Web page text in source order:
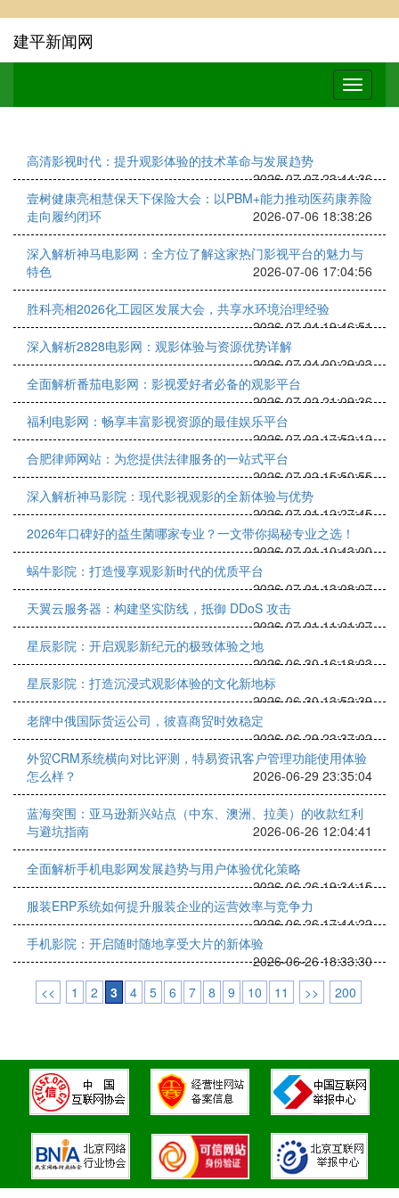
建平新闻网
高清影视时代：提升观影体验的技术革命与发展趋势
2026-07-07 23:44:36
壹树健康亮相慧保天下保险大会：以PBM+能力推动医药康养险
走向履约闭环
2026-07-06 18:38:26
深入解析神马电影网：全方位了解这家热门影视平台的魅力与
特色
2026-07-06 17:04:56
胜科亮相2026化工园区发展大会，共享水环境治理经验
2026-07-04 19:46:51
深入解析2828电影网：观影体验与资源优势详解
2026-07-04 00:29:03
全面解析番茄电影网：影视爱好者必备的观影平台
2026-07-02 21:09:36
福利电影网：畅享丰富影视资源的最佳娱乐平台
2026-07-02 17:52:12
合肥律师网站：为您提供法律服务的一站式平台
2026-07-02 15:50:55
深入解析神马影院：现代影视观影的全新体验与优势
2026-07-01 12:27:45
2026年口碑好的益生菌哪家专业？一文带你揭秘专业之选！
2026-07-01 10:43:00
蜗牛影院：打造慢享观影新时代的优质平台
2026-07-01 13:08:07
天翼云服务器：构建坚实防线，抵御 DDoS 攻击
2026-07-01 11:01:07
星辰影院：开启观影新纪元的极致体验之地
2026-06-30 16:18:03
星辰影院：打造沉浸式观影体验的文化新地标
2026-06-30 13:52:39
老牌中俄国际货运公司，彼喜商贸时效稳定
2026-06-29 23:37:02
外贸CRM系统横向对比评测，特易资讯客户管理功能使用体验
怎么样？
2026-06-29 23:35:04
蓝海突围：亚马逊新兴站点（中东、澳洲、拉美）的收款红利
与避坑指南
2026-06-26 12:04:41
全面解析手机电影网发展趋势与用户体验优化策略
2026-06-26 19:34:15
服装ERP系统如何提升服装企业的运营效率与竞争力
2026-06-26 17:44:22
手机影院：开启随时随地享受大片的新体验
2026-06-26 18:33:30
<<
1 2 3 4 5 6 7 8 9 10 11 >> 200